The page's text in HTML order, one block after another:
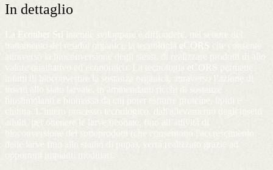
In dettaglio
La Econher Srl
intende sviluppare e diffondere, nel settore del
trattamento dei residui organici, la tecnologia eCORS
che consente
attraverso la bioconversione degli stessi, di realizzare prodotti di alto
valore qualitativo ed economico. La tecnologia eCORS
permette
infatti di bioconvertire la sostanza organica, attraverso l’azione di
insetti allo stato larvale, in ammendanti ricchi di sostanze
biostimolanti e biomassa da cui poter estrarre proteine, lipidi e
chitina. L’intero processo tecnologico, dall'allevamento degli insetti
adulti, per ottenere le larve neonate, fino all’attività di
bioconversione dei sottoprodotti (che consentono l'accrescimento
delle larve fino allo stadio di pupa), verrà realizzato grazie ad
opportuni impianti modulari.